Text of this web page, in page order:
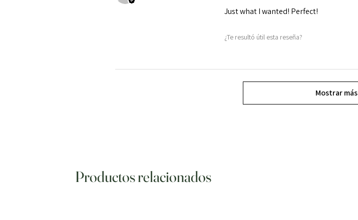
Just what I wanted! Perfect!
¿Te resultó útil esta reseña?
Mostrar más
Productos relacionados